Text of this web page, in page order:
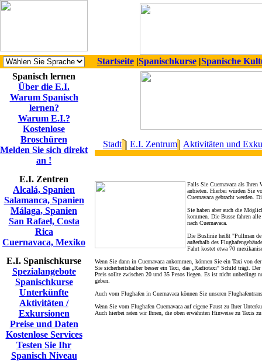
Startseite |Spanischkurse |Spanische
Spanisch lernen
Über die E.I.
Warum Spanisch
lernen?
Warum E.I.?
Kostenlose
Broschüren
Melden Sie sich direkt
an !
E.I. Zentren
Alcalá, Spanien
Salamanca, Spanien
Málaga, Spanien
San Rafael, Costa
Rica
Cuernavaca, Mexiko
E.I. Spanischkurse
Spezialangebote
Spanischkurse
Unterkünfte
Aktivitäten /
Exkursionen
Preise und Daten
Kostenlose Services
Testen Sie Ihr
Spanisch Niveau
Stadt E.I. Zentrum Aktivitäten und
Falls Sie Cuernavaca als Ihren
anbieten. Hierbei würden Sie
Cuernavaca gebracht werden.
Sie haben aber auch die
kommen. Die Busse fahren
nach Cuernavaca.
Die Buslinie heißt "Pullman
außerhalb des
Fahrt kostet etwa 70
Wenn Sie dann in Cuernavaca ankommen, können Sie ein Taxi von
Sie sicherheitshalber besser ein Taxi, das „Radiotaxi" Schild trägt.
Preis sollte zwischen 20 und 35 Pesos liegen. Es ist nicht unbedingt
geben.
Auch vom Flughafen in Cuernavaca können Sie unseren
Wenn Sie vom Flughafen Cuernavaca auf eigene Faust zu Ihrer
Auch hierbei raten wir Ihnen, die oben erwähnten Hinweise zu Taxis